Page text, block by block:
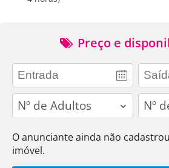
Preço e
adults children
O anunciante ainda não
imóvel.